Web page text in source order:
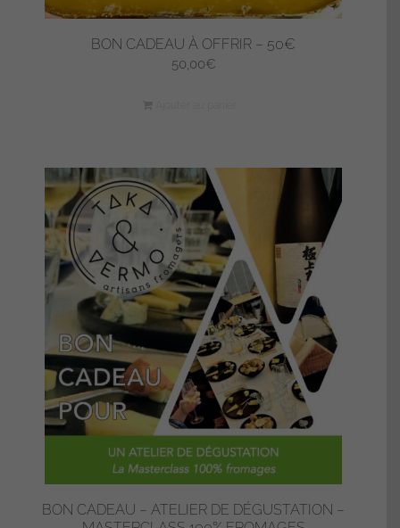
BON CADEAU À OFFRIR – 50€
50,00€
BON CADEAU – ATELIER DE DÉGUSTATION –